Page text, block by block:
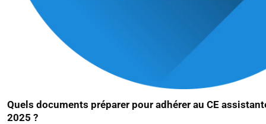
Quels documents préparer pour adhérer au CE
2025 ?